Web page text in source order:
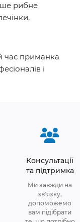
рибне
час приманка
і
Консультації
та підтримка
Ми завжди на
зв'язку,
допоможемо
вам підібрати